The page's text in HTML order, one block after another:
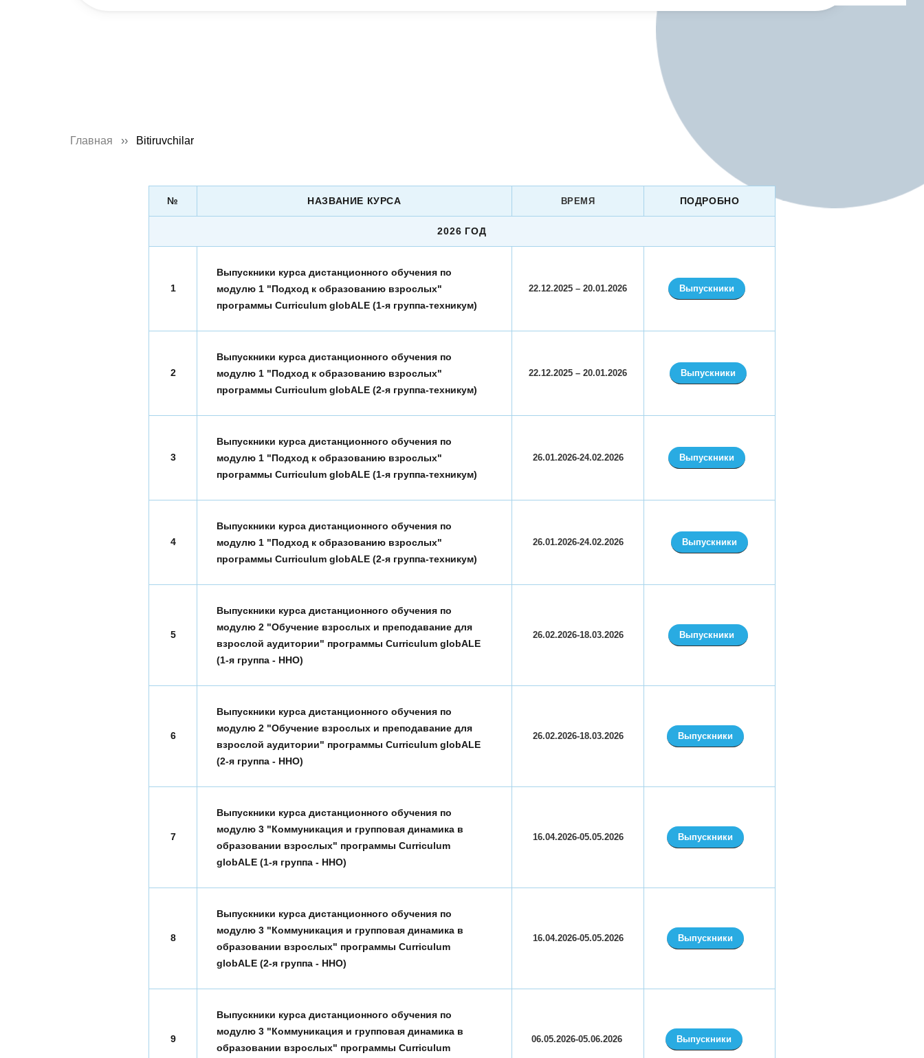
Главная Bitiruvchilar
№ НАЗВАНИЕ КУРСА ВРЕМЯ ПОДРОБНО
2026 ГОД
1
Выпускники курса дистанционного обучения по
модулю 1 "Подход к образованию взрослых"
программы Curriculum globALE (1-я группа-техникум)
22.12.2025 – 20.01.2026 Выпускники
2
Выпускники курса дистанционного обучения по
модулю 1 "Подход к образованию взрослых"
программы Curriculum globALE (2-я группа-техникум)
22.12.2025 – 20.01.2026 Выпускники
3
Выпускники курса дистанционного обучения по
модулю 1 "Подход к образованию взрослых"
программы Curriculum globALE (1-я группа-техникум)
26.01.2026-24.02.2026 Выпускники
4
Выпускники курса дистанционного обучения по
модулю 1 "Подход к образованию взрослых"
программы Curriculum globALE (2-я группа-техникум)
26.01.2026-24.02.2026 Выпускники
5
Выпускники курса дистанционного обучения по
модулю 2 "Обучение взрослых и преподавание для
взрослой аудитории" программы Curriculum globALE
(1-я группа - ННО)
26.02.2026-18.03.2026 Выпускники
6
Выпускники курса дистанционного обучения по
модулю 2 "Обучение взрослых и преподавание для
взрослой аудитории" программы Curriculum globALE
(2-я группа - ННО)
26.02.2026-18.03.2026 Выпускники
7
Выпускники курса дистанционного обучения по
модулю 3 "Коммуникация и групповая динамика в
образовании взрослых" программы Curriculum
globALE (1-я группа - ННО)
16.04.2026-05.05.2026 Выпускники
8
Выпускники курса дистанционного обучения по
модулю 3 "Коммуникация и групповая динамика в
образовании взрослых" программы Curriculum
globALE (2-я группа - ННО)
16.04.2026-05.05.2026 Выпускники
9
Выпускники курса дистанционного обучения по
модулю 3 "Коммуникация и групповая динамика в
образовании взрослых" программы Curriculum
06.05.2026-05.06.2026 Выпускники